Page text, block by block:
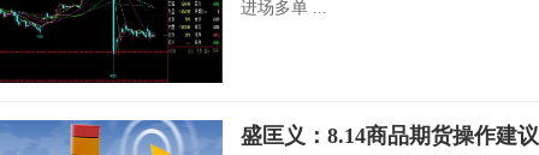
进场多单 ...
盛匡义：8.14商品期货操作建议